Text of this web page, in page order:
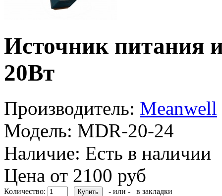
Источник питания
20Вт
Производитель: Meanwell
Модель: MDR-20-24
Наличие: Есть в наличии
Цена от 2100 руб
Количество: - или -
в закладки